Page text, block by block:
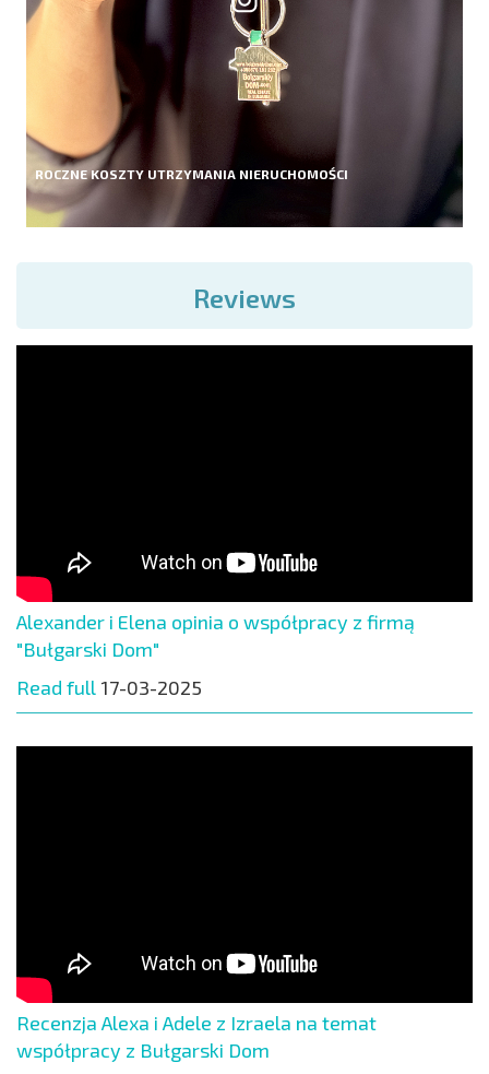
ROCZNE KOSZTY UTRZYMANIA NIERUCHOMOŚCI
Reviews
Alexander i Elena opinia o współpracy z firmą
"Bułgarski Dom"
Read full 17-03-2025
Recenzja Alexa i Adele z Izraela na temat
współpracy z Bułgarski Dom